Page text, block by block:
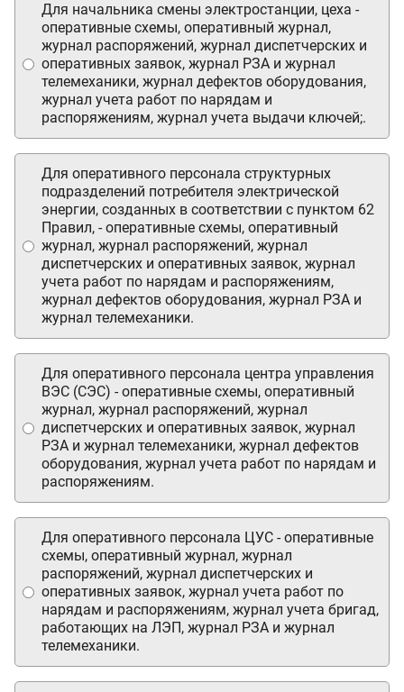
Для начальника смены электростанции, цеха -
оперативные схемы, оперативный журнал,
журнал распоряжений, журнал диспетчерских и
оперативных заявок, журнал РЗА и журнал
телемеханики, журнал дефектов оборудования,
журнал учета работ по нарядам и
распоряжениям, журнал учета выдачи ключей;.
Для оперативного персонала ЦУС - оперативные
схемы, оперативный журнал, журнал
распоряжений, журнал диспетчерских и
оперативных заявок, журнал учета работ по
нарядам и распоряжениям, журнал учета бригад,
работающих на ЛЭП, журнал РЗА и журнал
телемеханики.
Для оперативного персонала структурных
подразделений потребителя электрической
энергии, созданных в соответствии с пунктом 62
Правил, - оперативные схемы, оперативный
журнал, журнал распоряжений, журнал
диспетчерских и оперативных заявок, журнал
учета работ по нарядам и распоряжениям,
журнал дефектов оборудования, журнал РЗА и
журнал телемеханики.
Для оперативного персонала центра управления
ВЭС (СЭС) - оперативные схемы, оперативный
журнал, журнал распоряжений, журнал
диспетчерских и оперативных заявок, журнал
РЗА и журнал телемеханики, журнал дефектов
оборудования, журнал учета работ по нарядам и
распоряжениям.